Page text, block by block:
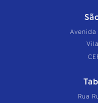
Avenida
Rua